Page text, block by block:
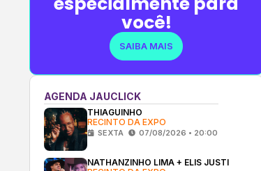
você!
SAIBA MAIS
AGENDA JAUCLICK
THIAGUINHO
RECINTO DA EXPO
SEXTA 07/08/2026 • 20:00
NATHANZINHO LIMA + ELIS JUSTI